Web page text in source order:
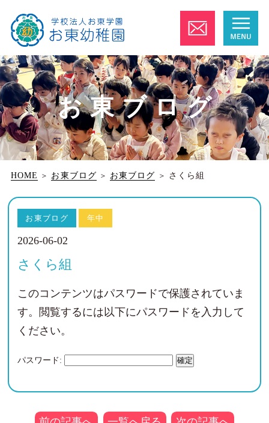
お東ブログ
HOME ＞ お東ブログ ＞ お東ブログ ＞ さくら組
お東ブログ 年中
2026-06-02
さくら組
このコンテンツはパスワードで保護されていま
す。閲覧するには以下にパスワードを入力して
ください。
パスワード: